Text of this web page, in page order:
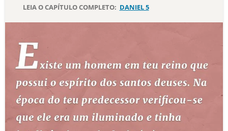
ESBOÇOS DE PREGAÇÃO
TEMAS
PERGUNTE À BÍBLIA
TERMO BÍBLICO JOGOS
QUEM SOMOS
LEIA O CAPÍTULO COMPLETO: DANIEL 5